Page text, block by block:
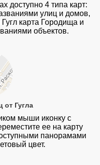
доступно 4 типа карт:
улиц и домов,
карта Городища и
объектов.
от Гугла
мыши иконку с
ее на карту
панорамами
цвет.